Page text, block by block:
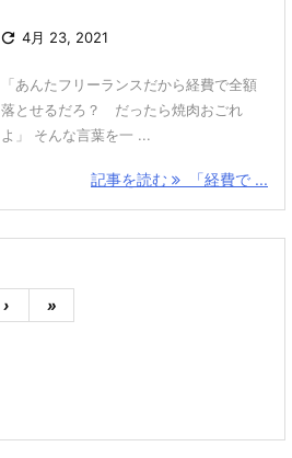
 4月 23, 2021
「あんたフリーランスだから経費で全額
落とせるだろ？ だったら焼肉おごれ
よ」 そんな言葉を一 ...
記事を読む 「経費で ...
› »